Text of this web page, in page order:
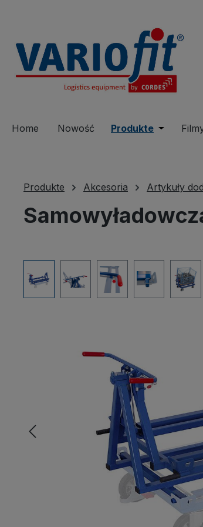
Home Nowość Produkte Open or
Produkte Akcesoria Artykuły
Pomiń galerię zdjęć